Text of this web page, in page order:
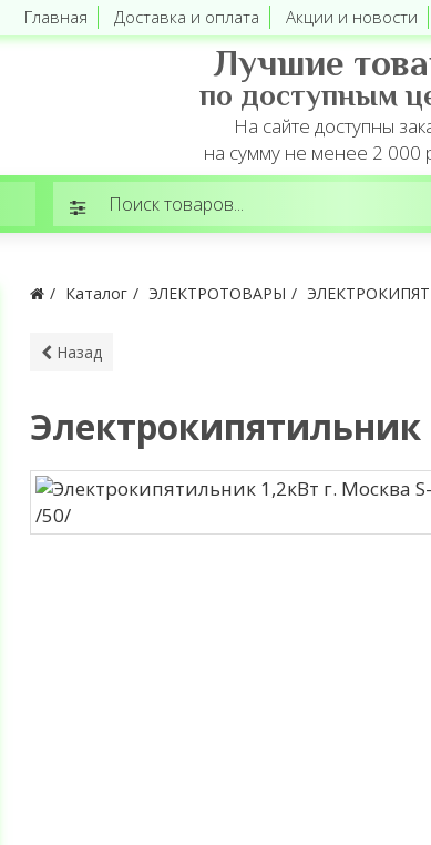
Главная Доставка и оплата Акции и новости
Лучшие
по доступным
На сайте доступны
на сумму не менее 2 000
Каталог ЭЛЕКТРОТОВАРЫ
Назад
Электрокипятильник